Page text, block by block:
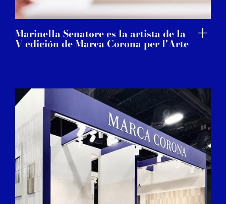
Marinella Senatore es la artista de la
V edición de Marca Corona per l'Arte